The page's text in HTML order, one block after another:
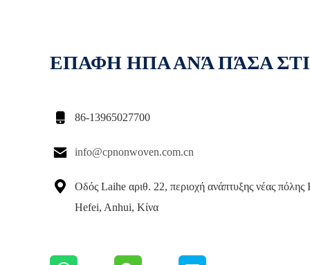
ΕΠΑΦΗ ΗΠΑ ΑΝΆ ΠΆΣΑ
 86-13965027700
 info@cpnonwoven.com.cn

Οδός Laihe αριθ. 22, περιοχή ανάπτυξης νέας πόλης
Hefei, Anhui, Κίνα